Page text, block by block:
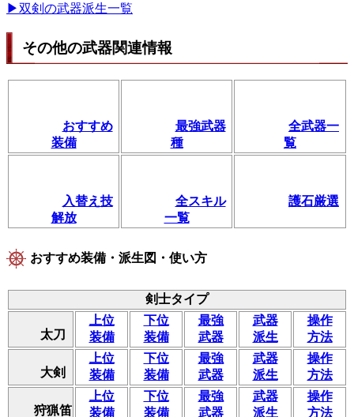
▶双剣の武器派生一覧
その他の武器関連情報
おすすめ
装備
最強武器
種
全武器一
覧
入替え技
解放
全スキル
一覧
護石厳選
おすすめ装備・派生図・使い方
剣士タイプ
太刀
上位
装備
下位
装備
最強
武器
武器
派生
操作
方法
大剣
上位
装備
下位
装備
最強
武器
武器
派生
操作
方法
狩猟笛
上位
装備
下位
装備
最強
武器
武器
派生
操作
方法